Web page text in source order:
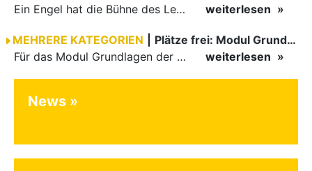
Ein Engel hat die Bühne des Lebens verlassen. Viel zu früh, plötzlich und für uns alle unfassbar, wurde unsere geliebte Kristina (Krissi) Flaig im Alter von 36 Jahren aus dem Leben gerissen. Das Tanzen…
weiterlesen
MEHRERE KATEGORIEN
Plätze frei: Modul Grundlagen
Für das Modul Grundlagen der Breitensportausbildung vom 10. bis 13. September an der Landessportschule Albstadt sind noch Plätze frei. Das Modul kann auch für den Lizenzerhalt (30 LE fachlich) genutzt…
weiterlesen
News